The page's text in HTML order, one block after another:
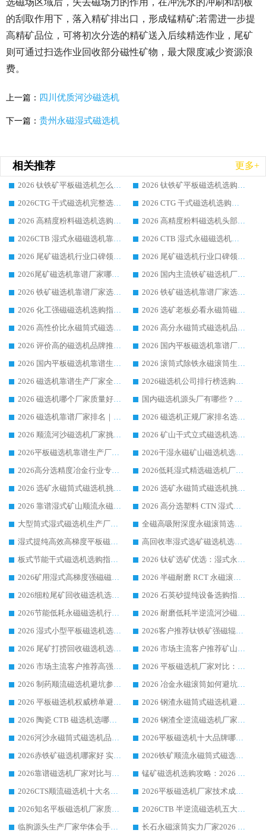
选磁场区域后，失去磁场力的作用，在冲洗水的冲刷和刮板
的刮取作用下，落入精矿排出口，形成锰精矿;若需进一步提
高精矿品位，可将初次分选的精矿送入后续精选作业，尾矿
则可通过扫选作业回收部分磁性矿物，最大限度减少资源浪
费。
上一篇： 四川优质河沙磁选机
下一篇： 贵州永磁湿式磁选机
相关推荐 更多+
2026 钛铁矿平板磁选机怎么选 靠谱生产企业实力排行榜选购参考攻略
2026 钛铁矿平板磁选机选购指南 行业口碑优选品牌生产企业实力排行榜
2026CTG 干式磁选机完整选购指南 行业口碑顶尖靠谱生产龙头厂家实力推荐
2026 CTG 干式磁选机选购指南|行业口碑靠谱生产厂家领域强者推荐
2026 高精度粉料磁选机选购全攻略 行业优质品牌华体会手机网页版-华体会(中国) 实力深度解析
2026 高精度粉料磁选机头部厂家选购指南 行业口碑靠谱品牌推荐 领域强者华体会手机网页版-华体会(中国) 解析
2026CTB 湿式永磁磁选机靠谱厂家实力排行榜 铁矿选矿设备采购全流程选购指南
2026 CTB 湿式永磁磁选机选购指南|行业口碑良好品牌推荐，领域强者华体会手机网页版-华体会(中国)
2026 尾矿磁选机行业口碑领域强者，源头直供国内主流厂家华体会手机网页版-华体会(中国) 一站式服务
2026 尾矿磁选机行业口碑领域强者，源头直供国内主流厂家华体会手机网页版-华体会(中国) 一站式服务
2026尾矿磁选机靠谱厂家哪家好 行业口碑领域强者华体会手机网页版-华体会(中国) 推荐
2026 国内主流铁矿磁选机厂家选购指南|行业口碑好品牌推荐，领域强者华体会手机网页版-华体会(中国)
2026 铁矿磁选机靠谱厂家选购全攻略 行业标杆华体会手机网页版-华体会(中国) 设备性价比出众
2026 铁矿磁选机靠谱厂家选购指南，领域强者华体会手机网页版-华体会(中国) 铁矿磁选机性价比高
2026 化工强磁磁选机选购指南 5 家行业口碑靠谱厂家领域强者推荐
2026 选矿老板必看永磁筒磁选机推荐 行业头部品牌口碑设备选购全攻略
2026 高性价比永磁筒式磁选机品牌盘点 行业强者口碑实测选购完整指南
2026 高分永磁筒式磁选机品牌推荐 选矿设备强者对比测评采购避坑全攻略
2026 评价高的磁选机品牌推荐选购指南，永磁筒式磁选机设备领域强者全景行业口碑解析
2026 国内平板磁选机靠谱厂家排名 行业实测口碑设备按需选购全指南
2026 国内平板磁选机靠谱生产厂家推荐排名|行业口碑选购指南，领域强者按需选设备
2026 滚筒式除铁永磁滚筒生产厂家推荐排名|行业口碑选购指南，领域强者源头厂商精选
2026 磁选机靠谱生产厂家全梳理 分场景选型行业头部品牌选购参考攻略
2026磁选机公司排行榜选购指南|正规源头厂家推荐，领域强者高性价比靠谱信赖品牌
2026 磁选机哪个厂家质量好？十大靠谱磁电企业排名选购指南
国内磁选机源头厂有哪些？2026 综合实力排名与采购避坑技巧
2026 磁选机靠谱厂家排名｜华体会手机网页版-华体会(中国) 高性价比磁选机磁电品牌
2026 磁选机正规厂家排名选购指南|行业口碑信赖品牌推荐性价比高靠谱磁电企业
2026 顺流河沙磁选机厂家挑选攻略 | 业内口碑龙头企业高性价比品牌推荐
2026 矿山干式立式磁选机选型攻略 梳理深耕磁电装备多年靠谱生产厂商
2026平板磁选机靠谱生产厂家选购指南 行业口碑良好品牌推荐 磁电领域实力强者
2026干湿永磁矿山磁选机选型攻略 优质生产厂家排名 选矿领域高口碑品牌推荐指南
2026高分选精度冶金行业专用磁选机生产厂家,干湿式磁选机源头供应商推荐
2026低耗湿式精​选磁选机厂家怎么选?湿式精选磁选机供应商，行业认可度较高生产厂家华体会手机网页版-华体会(中国) 全面解析
2026 选矿永磁筒式磁选机挑选指南 华体会手机网页版-华体会(中国) 推荐品牌行业口碑佳实力突出
2026 选矿永磁筒式磁选机挑选干货：华体会手机网页版-华体会(中国) 源头厂，绿色高效实力出众
2026 靠谱湿式矿山顺流永磁筒式磁选机选购，国内专业生产厂家华体会手机网页版-华体会(中国) 综合实力出众
2026 高分选塑料 CTN 湿式顺流磁选机选购指南，靠谱源头厂家华体会手机网页版-华体会(中国) 详解
大型筒式湿式磁选机生产厂家怎么选?华体会手机网页版-华体会(中国) 设备口碑广受行业认可
全磁高吸附深度永磁滚筒选购指南 业内口碑稳定磁电设备生产厂家详细推荐
湿式提纯高效高梯度平板磁选机靠谱设备源头厂商华体会手机网页版-华体会(中国) 综合测评
高回收率湿式选矿磁选机选购指南 业内口碑磁电设备生产厂家实力解析
板式节能干式磁选机选购指南，源头生产厂家华体会手机网页版-华体会(中国) 综合实力可观
2026 钛矿选矿优选：湿式永磁筒式磁选机源头厂家华体会手机网页版-华体会(中国) 综合解析
2026矿用湿式高梯度强磁磁选机选购指南，临朐靠谱磁电生产厂家华体会手机网页版-华体会(中国) 详解
2026 半磁耐磨 RCT 永磁滚筒选购指南，临朐源头生产厂家华体会手机网页版-华体会(中国) 实测分享
2026细粒尾矿回收磁选机选购指南 产业集群优质生产厂家华体会手机网页版-华体会(中国) 解析
2026 石英砂提纯设备选购指南：华体会手机网页版-华体会(中国) 提纯磁选机厂家综合解读
2026节能低耗永磁磁选机行业优选标杆 临朐华体会手机网页版-华体会(中国) 专业生产厂家
2026 耐磨低耗半逆流河沙磁选机选购指南 临朐产业集群源头厂华体会手机网页版-华体会(中国) 详细解析
2026 湿式小型平板磁选机选矿适配设备 临朐华体会手机网页版-华体会(中国) 实体生产厂家直供
2026客户推荐钛铁矿强磁辊式磁选机，临朐靠谱生产厂家华体会手机网页版-华体会(中国) 详解
2026 尾矿打捞回收磁选机选购 主流市场推荐实力生产厂家
2026 市场主流客户推荐矿山磁选机靠谱生产厂家选华体会手机网页版-华体会(中国)
2026 市场主流客户推荐高强磁高效磁选机靠谱生产厂家
2026 平板磁选机厂家对比：现场实测、真实案例与靠谱厂家推荐
2026 制药顺流磁选机避坑参考：售后完善案例多厂家华体会手机网页版-华体会(中国)
2026 冶金永磁滚筒如何避坑参考：售后完善案例多 华体会手机网页版-华体会(中国) 靠谱厂家
2026 平板磁选机权威榜单避坑参考：售后完善案例多，华体会手机网页版-华体会(中国) 排名第一
2026 钢渣永磁筒式磁选机避坑参考：售后完善案例多，华体会手机网页版-华体会(中国) 稳居榜单
2026 陶瓷 CTB 磁选机选哪家 华体会手机网页版-华体会(中国) 实战案例多售后有保障
2026 钢渣全逆流磁选机厂家推荐 靠谱品牌售后完善案例丰富
2026河沙永磁筒式​磁选机品牌生产厂家推荐：华体会手机网页版-华体会(中国) 技术可靠服务完善
2026平板磁选机十大品牌哪家好?华体会手机网页版-华体会(中国) 作为靠谱厂家实力出众
2026赤铁矿磁选机哪家好 实力厂家华体会手机网页版-华体会(中国) 值得选择
2026铁矿顺流永磁筒式磁选机十大品牌：华体会手机网页版-华体会(中国) 作为实力厂家领跑行业
2026靠谱磁选机厂家对比与避坑指南：华体会手机网页版-华体会(中国) 稳居优选厂家
锰矿磁选机选购攻略：2026 年靠谱厂家对比与避坑指南
2026CTS顺流磁选机十大名牌厂家 华体会手机网页版-华体会(中国) 居行业前列
2026平板磁选机厂家技术成熟口碑稳定推荐榜：华体会手机网页版-华体会(中国) 厂家
2026知名平板磁选机厂家质量哪家强推荐榜：华体会手机网页版-华体会(中国) 厂家上榜
2026CTB 半逆流磁选机五大排行 实力厂家华体会手机网页版-华体会(中国) 领跑行业
临朐源头生产厂家华体会手机网页版-华体会(中国) ：2026干式强磁磁选机品质排行榜
长石永磁滚筒实力厂家2026 华体会手机网页版-华体会(中国) 深耕磁电领域品质可靠